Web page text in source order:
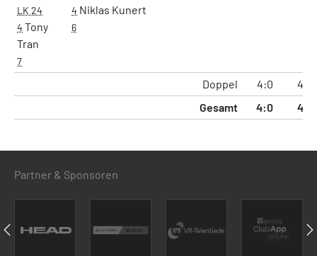
LK 24
4 Tony
Tran
7
4 Niklas Kunert
6
Doppel 4:0
4:0
Gesamt
4:0 4:0
Partner & Sponsoren